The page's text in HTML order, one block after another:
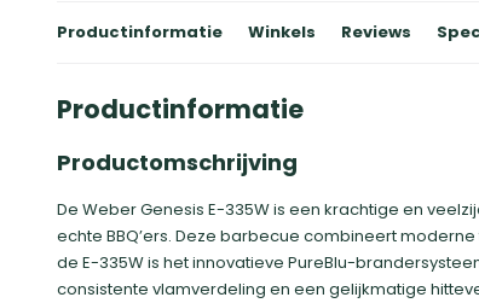
Productinformatie Winkels Reviews
Productinformatie
Productomschrijving
De Weber Genesis E-335W is een krachtige en
echte BBQ’ers. Deze barbecue combineert
de E-335W is het innovatieve PureBlu-
consistente vlamverdeling en een gelijkmatige